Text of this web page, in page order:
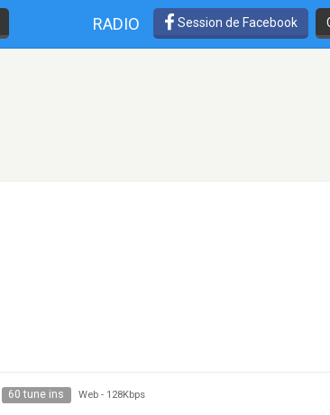
RADIO Session de Facebook
60 tune ins Web - 128Kbps